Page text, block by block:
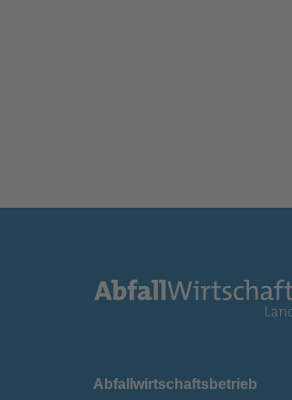
Abfallwirtschaftsbetrieb